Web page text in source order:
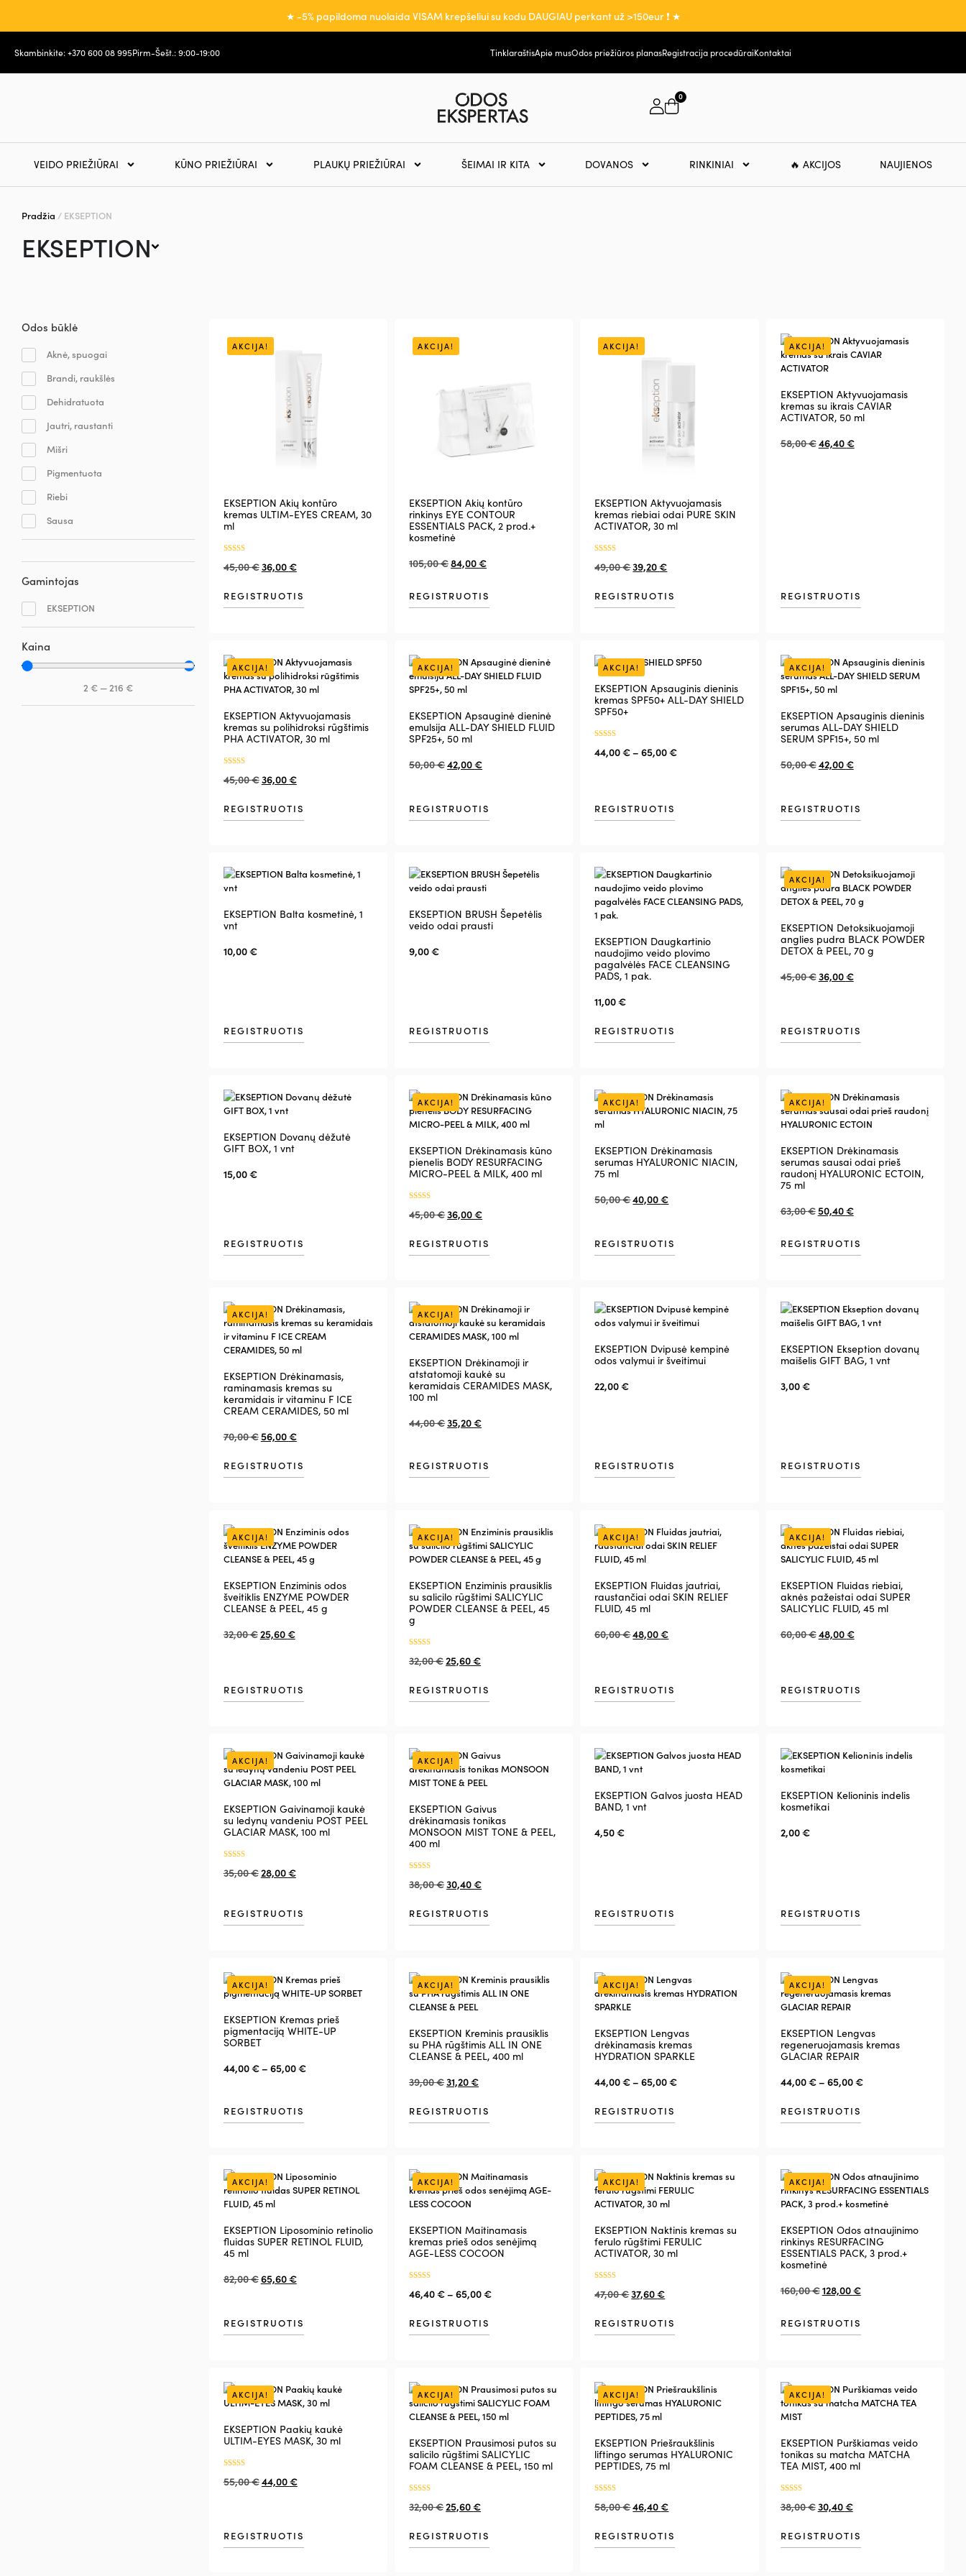
★ -5% papildoma nuolaida VISAM krepšeliui su kodu DAUGIAU perkant už >150eur ❗ ★
Skambinkite: +370 600 08 995Pirm-Šešt.: 9:00-19:00 TinklaraštisApie musOdos priežiūros planasRegistracija procedūraiKontaktai
0
VEIDO PRIEŽIŪRAI KŪNO PRIEŽIŪRAI PLAUKŲ PRIEŽIŪRAI ŠEIMAI IR KITA DOVANOS RINKINIAI 🔥 AKCIJOS NAUJIENOS
Pradžia / EKSEPTION
EKSEPTION
Odos būklė
Aknė, spuogai
Brandi, raukšlės
Dehidratuota
Jautri, raustanti
Mišri
Pigmentuota
Riebi
Sausa
Gamintojas
EKSEPTION
Kaina
2 €—216 €
AKCIJA!
EKSEPTION Akių kontūro
kremas ULTIM-EYES CREAM, 30
ml
5.00
45,00€36,00€
REGISTRUOTIS
AKCIJA!
EKSEPTION Akių kontūro
rinkinys EYE CONTOUR
ESSENTIALS PACK, 2 prod.+
kosmetinė
105,00€84,00€
REGISTRUOTIS
AKCIJA!
EKSEPTION Aktyvuojamasis
kremas riebiai odai PURE SKIN
ACTIVATOR, 30 ml
5.00
49,00€39,20€
REGISTRUOTIS
AKCIJA!
EKSEPTION Aktyvuojamasis
kremas su ikrais CAVIAR
ACTIVATOR, 50 ml
58,00€46,40€
REGISTRUOTIS
AKCIJA!
EKSEPTION Aktyvuojamasis
kremas su polihidroksi rūgštimis
PHA ACTIVATOR, 30 ml
5.00
45,00€36,00€
REGISTRUOTIS
AKCIJA!
EKSEPTION Apsauginė dieninė
emulsija ALL-DAY SHIELD FLUID
SPF25+, 50 ml
50,00€42,00€
REGISTRUOTIS
AKCIJA!
EKSEPTION Apsauginis dieninis
kremas SPF50+ ALL-DAY SHIELD
SPF50+
5.00
44,00€– 65,00€
REGISTRUOTIS
AKCIJA!
EKSEPTION Apsauginis dieninis
serumas ALL-DAY SHIELD
SERUM SPF15+, 50 ml
50,00€42,00€
REGISTRUOTIS
EKSEPTION Balta kosmetinė, 1
vnt
10,00€
REGISTRUOTIS
EKSEPTION BRUSH Šepetėlis
veido odai prausti
9,00€
REGISTRUOTIS
EKSEPTION Daugkartinio
naudojimo veido plovimo
pagalvėlės FACE CLEANSING
PADS, 1 pak.
11,00€
REGISTRUOTIS
AKCIJA!
EKSEPTION Detoksikuojamoji
anglies pudra BLACK POWDER
DETOX & PEEL, 70 g
45,00€36,00€
REGISTRUOTIS
EKSEPTION Dovanų dėžutė
GIFT BOX, 1 vnt
15,00€
REGISTRUOTIS
AKCIJA!
EKSEPTION Drėkinamasis kūno
pienelis BODY RESURFACING
MICRO-PEEL & MILK, 400 ml
5.00
45,00€36,00€
REGISTRUOTIS
AKCIJA!
EKSEPTION Drėkinamasis
serumas HYALURONIC NIACIN,
75 ml
50,00€40,00€
REGISTRUOTIS
AKCIJA!
EKSEPTION Drėkinamasis
serumas sausai odai prieš
raudonį HYALURONIC ECTOIN,
75 ml
63,00€50,40€
REGISTRUOTIS
AKCIJA!
EKSEPTION Drėkinamasis,
raminamasis kremas su
keramidais ir vitaminu F ICE
CREAM CERAMIDES, 50 ml
70,00€56,00€
REGISTRUOTIS
AKCIJA!
EKSEPTION Drėkinamoji ir
atstatomoji kaukė su
keramidais CERAMIDES MASK,
100 ml
44,00€35,20€
REGISTRUOTIS
EKSEPTION Dvipusė kempinė
odos valymui ir šveitimui
22,00€
REGISTRUOTIS
EKSEPTION Ekseption dovanų
maišelis GIFT BAG, 1 vnt
3,00€
REGISTRUOTIS
AKCIJA!
EKSEPTION Enziminis odos
šveitiklis ENZYME POWDER
CLEANSE & PEEL, 45 g
32,00€25,60€
REGISTRUOTIS
AKCIJA!
EKSEPTION Enziminis prausiklis
su salicilo rūgštimi SALICYLIC
POWDER CLEANSE & PEEL, 45
g
5.00
32,00€25,60€
REGISTRUOTIS
AKCIJA!
EKSEPTION Fluidas jautriai,
raustančiai odai SKIN RELIEF
FLUID, 45 ml
60,00€48,00€
REGISTRUOTIS
AKCIJA!
EKSEPTION Fluidas riebiai,
aknės pažeistai odai SUPER
SALICYLIC FLUID, 45 ml
60,00€48,00€
REGISTRUOTIS
AKCIJA!
EKSEPTION Gaivinamoji kaukė
su ledynų vandeniu POST PEEL
GLACIAR MASK, 100 ml
5.00
35,00€28,00€
REGISTRUOTIS
AKCIJA!
EKSEPTION Gaivus
drėkinamasis tonikas
MONSOON MIST TONE & PEEL,
400 ml
5.00
38,00€30,40€
REGISTRUOTIS
EKSEPTION Galvos juosta HEAD
BAND, 1 vnt
4,50€
REGISTRUOTIS
EKSEPTION Kelioninis indelis
kosmetikai
2,00€
REGISTRUOTIS
AKCIJA!
EKSEPTION Kremas prieš
pigmentaciją WHITE-UP
SORBET
44,00€– 65,00€
REGISTRUOTIS
AKCIJA!
EKSEPTION Kreminis prausiklis
su PHA rūgštimis ALL IN ONE
CLEANSE & PEEL, 400 ml
39,00€31,20€
REGISTRUOTIS
AKCIJA!
EKSEPTION Lengvas
drėkinamasis kremas
HYDRATION SPARKLE
44,00€– 65,00€
REGISTRUOTIS
AKCIJA!
EKSEPTION Lengvas
regeneruojamasis kremas
GLACIAR REPAIR
44,00€– 65,00€
REGISTRUOTIS
AKCIJA!
EKSEPTION Liposominio retinolio
fluidas SUPER RETINOL FLUID,
45 ml
82,00€65,60€
REGISTRUOTIS
AKCIJA!
EKSEPTION Maitinamasis
kremas prieš odos senėjimą
AGE-LESS COCOON
5.00
46,40€– 65,00€
REGISTRUOTIS
AKCIJA!
EKSEPTION Naktinis kremas su
ferulo rūgštimi FERULIC
ACTIVATOR, 30 ml
5.00
47,00€37,60€
REGISTRUOTIS
AKCIJA!
EKSEPTION Odos atnaujinimo
rinkinys RESURFACING
ESSENTIALS PACK, 3 prod.+
kosmetinė
160,00€128,00€
REGISTRUOTIS
AKCIJA!
EKSEPTION Paakių kaukė
ULTIM-EYES MASK, 30 ml
5.00
55,00€44,00€
REGISTRUOTIS
AKCIJA!
EKSEPTION Prausimosi putos su
salicilo rūgštimi SALICYLIC
FOAM CLEANSE & PEEL, 150 ml
4.50
32,00€25,60€
REGISTRUOTIS
AKCIJA!
EKSEPTION Priešraukšlinis
liftingo serumas HYALURONIC
PEPTIDES, 75 ml
5.00
58,00€46,40€
REGISTRUOTIS
AKCIJA!
EKSEPTION Purškiamas veido
tonikas su matcha MATCHA
TEA MIST, 400 ml
5.00
38,00€30,40€
REGISTRUOTIS